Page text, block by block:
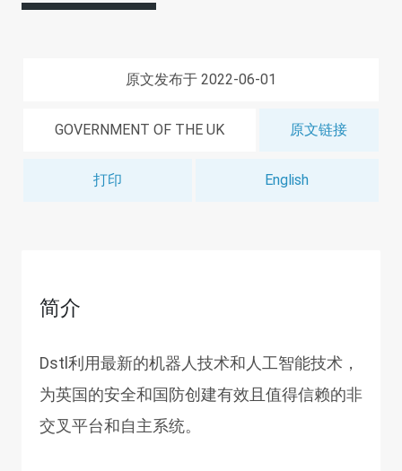
原文发布于 2022-06-01
GOVERNMENT OF THE UK 原文链接
打印 English
简介
Dstl利用最新的机器人技术和人工智能技术，
为英国的安全和国防创建有效且值得信赖的非
交叉平台和自主系统。